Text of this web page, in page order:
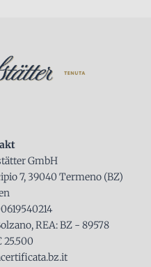
GmbH
7, 39040 Termeno (BZ)
REA: BZ - 89578
25.500